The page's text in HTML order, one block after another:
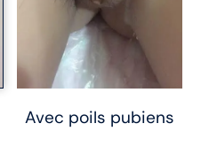
Avec poils pubiens